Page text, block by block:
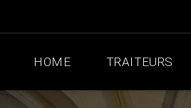
HOME TRAITEURS